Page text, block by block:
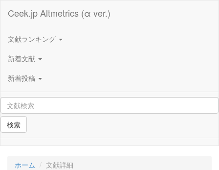
Ceek.jp Altmetrics (α ver.)
文献ランキング
新着文献
新着投稿
検索
ホーム 文献詳細